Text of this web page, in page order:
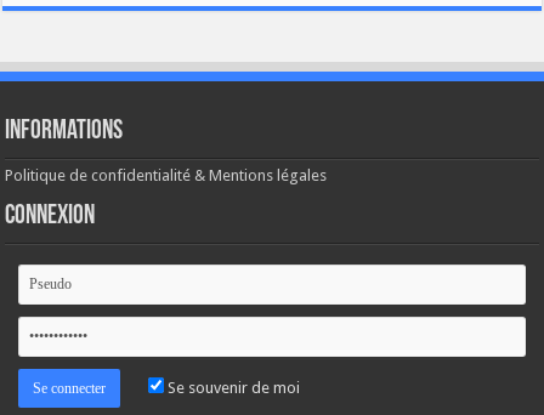
Informations
Politique de confidentialité & Mentions légales
Connexion
Se souvenir de moi